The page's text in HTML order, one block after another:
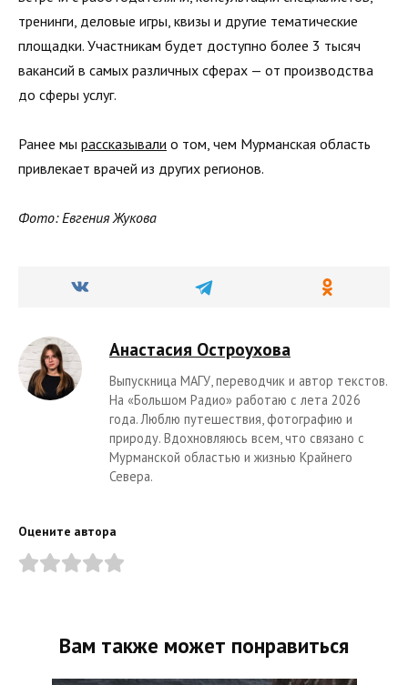
тренинги, деловые игры, квизы и другие тематические
площадки. Участникам будет доступно более 3 тысяч
вакансий в самых различных сферах — от производства
до сферы услуг.
Ранее мы рассказывали о том, чем Мурманская область
привлекает врачей из других регионов.
Фото: Евгения Жукова
Анастасия Остроухова
Выпускница МАГУ, переводчик и автор текстов.
На «Большом Радио» работаю с лета 2026
года. Люблю путешествия, фотографию и
природу. Вдохновляюсь всем, что связано с
Мурманской областью и жизнью Крайнего
Севера.
Оцените автора
Вам также может понравиться